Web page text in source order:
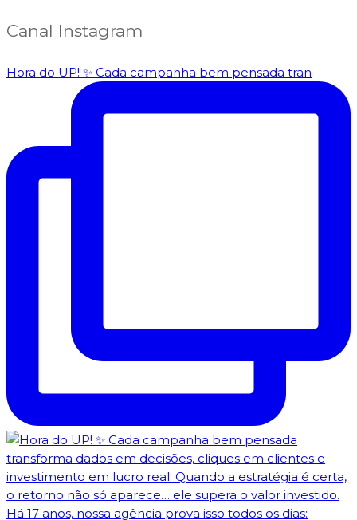
Canal Instagram
Hora do UP! ✨️ Cada campanha bem pensada tran